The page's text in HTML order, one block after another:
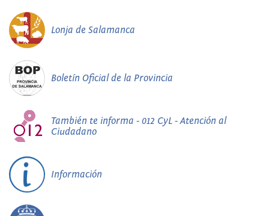
Lonja de Salamanca
Boletín Oficial de la Provincia
También te informa - 012 CyL - Atención al
Ciudadano
Información